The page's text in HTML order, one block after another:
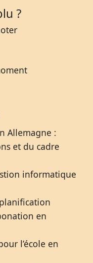
?
Allemagne :
et du cadre
informatique
en
l’école en